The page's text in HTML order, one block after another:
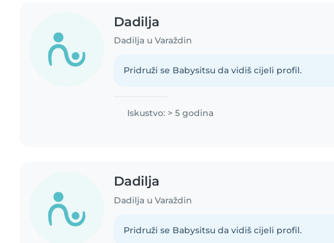
Dadilja
Dadilja u Varaždin
Pridruži se Babysitsu da vidiš cijeli profil.
Iskustvo: > 5 godina
Dadilja
Dadilja u Varaždin
Pridruži se Babysitsu da vidiš cijeli profil.